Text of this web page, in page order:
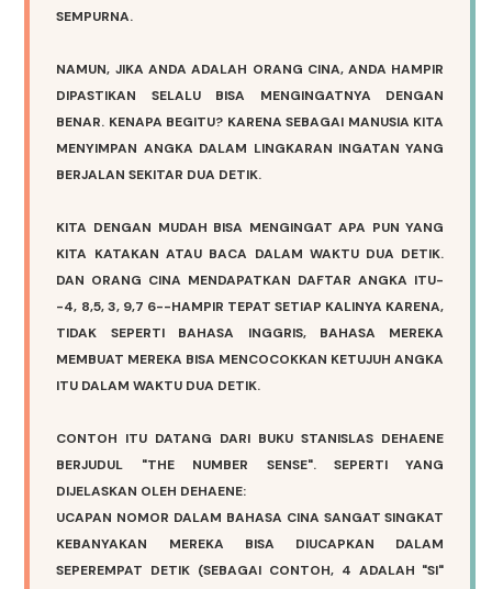
SEMPURNA.
NAMUN, JIKA ANDA ADALAH ORANG CINA, ANDA HAMPIR
DIPASTIKAN SELALU BISA MENGINGATNYA DENGAN
BENAR. KENAPA BEGITU? KARENA SEBAGAI MANUSIA KITA
MENYIMPAN ANGKA DALAM LINGKARAN INGATAN YANG
BERJALAN SEKITAR DUA DETIK.
KITA DENGAN MUDAH BISA MENGINGAT APA PUN YANG
KITA KATAKAN ATAU BACA DALAM WAKTU DUA DETIK.
DAN ORANG CINA MENDAPATKAN DAFTAR ANGKA ITU-
-4, 8,5, 3, 9,7 6--HAMPIR TEPAT SETIAP KALINYA KARENA,
TIDAK SEPERTI BAHASA INGGRIS, BAHASA MEREKA
MEMBUAT MEREKA BISA MENCOCOKKAN KETUJUH ANGKA
ITU DALAM WAKTU DUA DETIK.
CONTOH ITU DATANG DARI BUKU STANISLAS DEHAENE
BERJUDUL "THE NUMBER SENSE". SEPERTI YANG
DIJELASKAN OLEH DEHAENE:
UCAPAN NOMOR DALAM BAHASA CINA SANGAT SINGKAT
KEBANYAKAN MEREKA BISA DIUCAPKAN DALAM
SEPEREMPAT DETIK (SEBAGAI CONTOH, 4 ADALAH "SI"